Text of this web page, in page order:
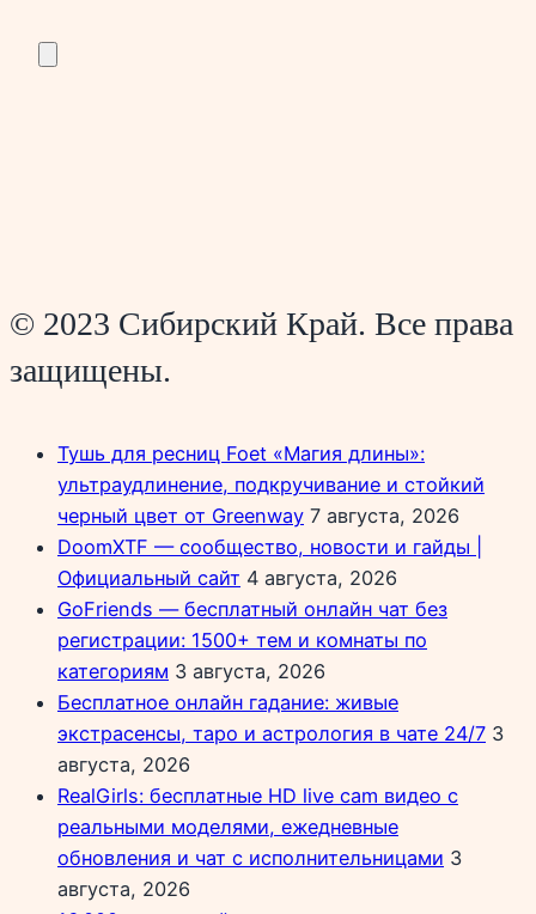
© 2023 Сибирский Край. Все права
защищены.
Тушь для ресниц Foet «Магия длины»:
ультраудлинение, подкручивание и стойкий
черный цвет от Greenway 7 августа, 2026
DoomXTF — сообщество, новости и гайды |
Официальный сайт 4 августа, 2026
GoFriends — бесплатный онлайн чат без
регистрации: 1500+ тем и комнаты по
категориям 3 августа, 2026
Бесплатное онлайн гадание: живые
экстрасенсы, таро и астрология в чате 24/7 3
августа, 2026
RealGirls: бесплатные HD live cam видео с
реальными моделями, ежедневные
обновления и чат с исполнительницами 3
августа, 2026